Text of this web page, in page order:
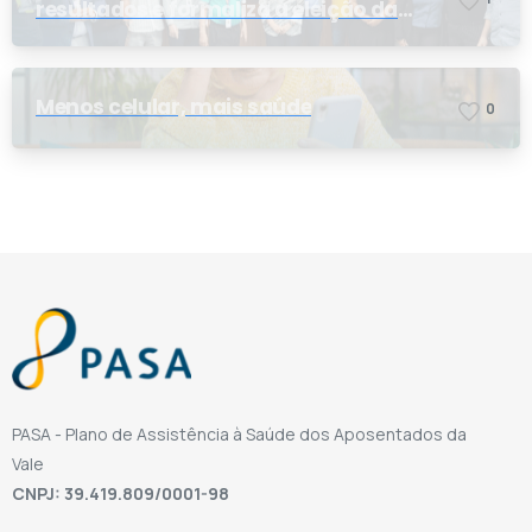
resultados e formaliza a eleição da
nova conselheira
Menos celular, mais saúde 0
PASA - Plano de Assistência à Saúde dos Aposentados da
Vale
CNPJ: 39.419.809/0001-98